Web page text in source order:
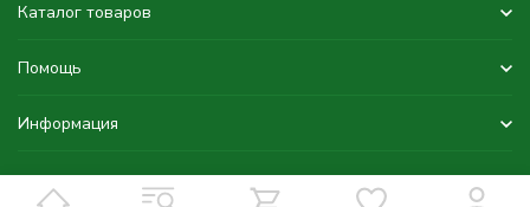
Каталог товаров
Помощь
Информация